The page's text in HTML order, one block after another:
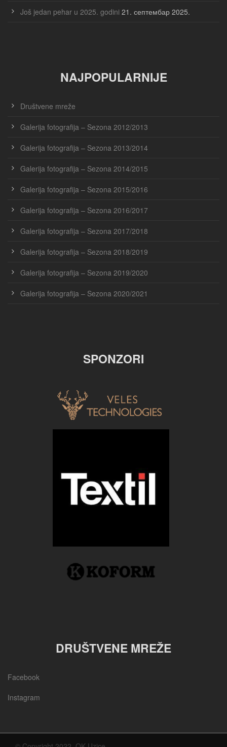
Još jedan pehar u 2025. godini 21. септембар 2025.
NAJPOPULARNIJE
Društvene mreže
Galerija fotografija – Sezona 2012/2013
Galerija fotografija – Sezona 2013/2014
Galerija fotografija – Sezona 2014/2015
Galerija fotografija – Sezona 2015/2016
Galerija fotografija – Sezona 2016/2017
Galerija fotografija – Sezona 2017/2018
Galerija fotografija – Sezona 2018/2019
Galerija fotografija – Sezona 2019/2020
Galerija fotografija – Sezona 2020/2021
SPONZORI
DRUŠTVENE MREŽE
Facebook
Instagram